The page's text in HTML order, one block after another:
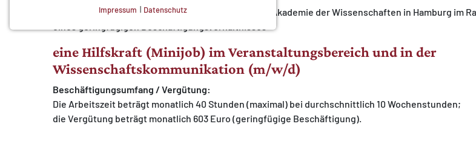
Für die Zeit vom 01.09.2026 bis 31.12.2026 sucht die Akademie der Wissenschaften in Hamburg im
eine Hilfskraft (Minijob) im Veranstaltungsbereich und in der
Wissenschaftskommunikation (m/w/d)
Beschäftigungsumfang / Vergütung:
Die Arbeitszeit beträgt monatlich 40 Stunden (maximal) bei durchschnittlich 10 Wochenstunden;
die Vergütung beträgt monatlich 603 Euro (geringfügige Beschäftigung).
MATOMO (INTERNE STATISTIK)
Impressum | Datenschutz